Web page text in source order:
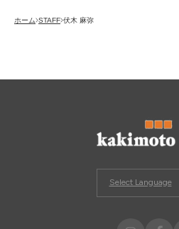
ホーム STAFF 伏木 麻弥
RECRUITING
オンラインストア
Select Language